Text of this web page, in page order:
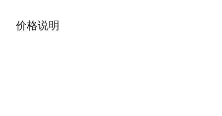
价格说明